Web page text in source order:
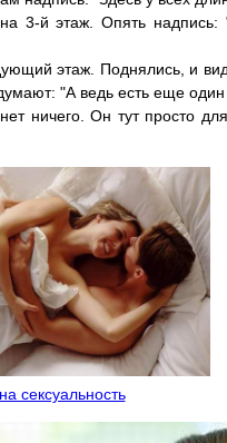
3-й этаж. Опять надпись:
этаж. Поднялись, и
"А ведь есть еще один
ничего. Он тут просто для
сексуальность